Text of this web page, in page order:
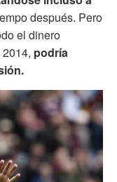
después. Pero
el dinero
podría